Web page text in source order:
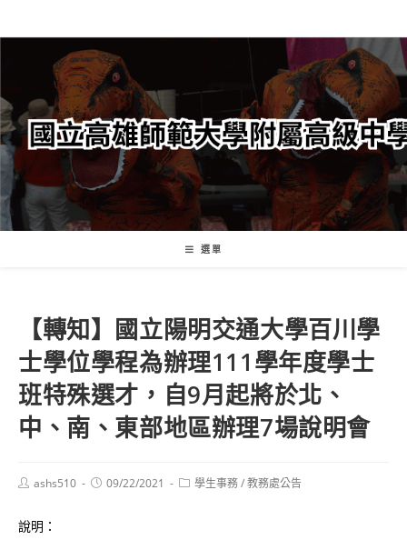
轉
要
內
容
選單
【轉知】國立陽明交通大學百川學
士學位學程為辦理111學年度學士
班特殊選才，自9月起將於北、
中、南、東部地區辦理7場說明會
Postashs510
Post09/22/2021
Post學生事務/教務處公告
說明：